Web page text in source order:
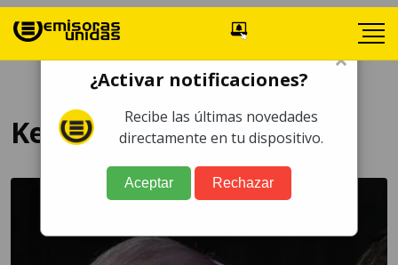
Kelly Osbourne
×
¿Activar notificaciones?
Recibe las últimas novedades
directamente en tu dispositivo.
Aceptar Rechazar